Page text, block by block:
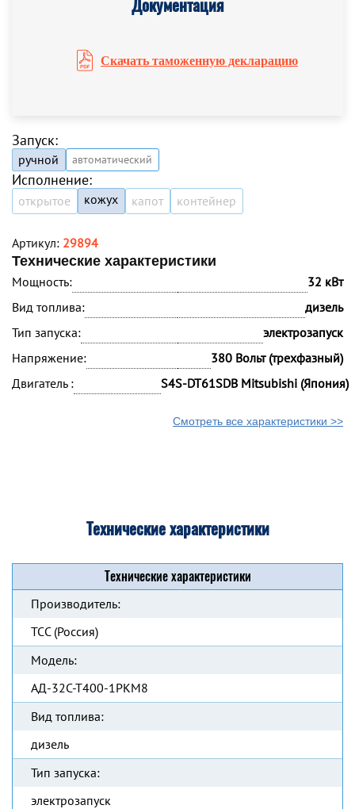
Документация
Скачать таможенную декларацию
Запуск:
ручной автоматический
Исполнение:
открытое кожух капот контейнер
Артикул: 29894
Технические характеристики
Мощность:
32 кВт
Вид топлива:
дизель
Тип запуска:
электрозапуск
Напряжение:
380 Вольт (трехфазный)
Двигатель :
S4S-DT61SDB Mitsubishi (Япония)
Смотреть все характеристики >>
Технические характеристики
Технические характеристики
Производитель:
ТСС (Россия)
Модель:
АД-32С-Т400-1РКМ8
Вид топлива:
дизель
Тип запуска:
электрозапуск